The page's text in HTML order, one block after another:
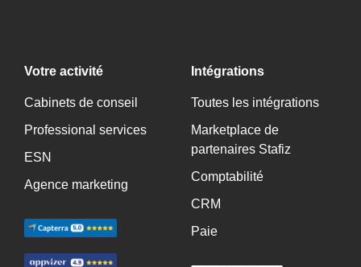
Votre activité
Cabinets de conseil
Professional services
ESN
Agence marketing
Intégrations
Toutes les intégrations
Marketplace de
partenaires Stafiz
Comptabilité
CRM
Paie